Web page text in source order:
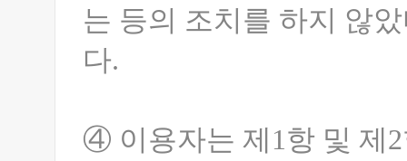
는 등의 조치를 하지 않
다.
④ 이용자는 제1항 및 제